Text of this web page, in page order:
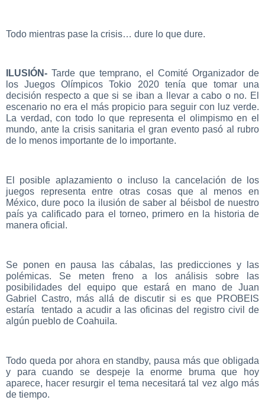
Todo mientras pase la crisis… dure lo que dure.
ILUSIÓN- Tarde que temprano, el Comité Organizador de
los Juegos Olímpicos Tokio 2020 tenía que tomar una
decisión respecto a que si se iban a llevar a cabo o no. El
escenario no era el más propicio para seguir con luz verde.
La verdad, con todo lo que representa el olimpismo en el
mundo, ante la crisis sanitaria el gran evento pasó al rubro
de lo menos importante de lo importante.
El posible aplazamiento o incluso la cancelación de los
juegos representa entre otras cosas que al menos en
México, dure poco la ilusión de saber al béisbol de nuestro
país ya calificado para el torneo, primero en la historia de
manera oficial.
Se ponen en pausa las cábalas, las predicciones y las
polémicas. Se meten freno a los análisis sobre las
posibilidades del equipo que estará en mano de Juan
Gabriel Castro, más allá de discutir si es que PROBEIS
estaría tentado a acudir a las oficinas del registro civil de
algún pueblo de Coahuila.
Todo queda por ahora en standby, pausa más que obligada
y para cuando se despeje la enorme bruma que hoy
aparece, hacer resurgir el tema necesitará tal vez algo más
de tiempo.